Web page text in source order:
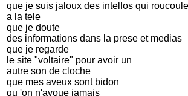
que je suis jaloux des intellos qui
a la tele
que je doute
des informations dans la prese et medias
que je regarde
le site "voltaire" pour avoir un
autre son de cloche
que mes aveux sont bidon
qu 'on n'avoue jamais